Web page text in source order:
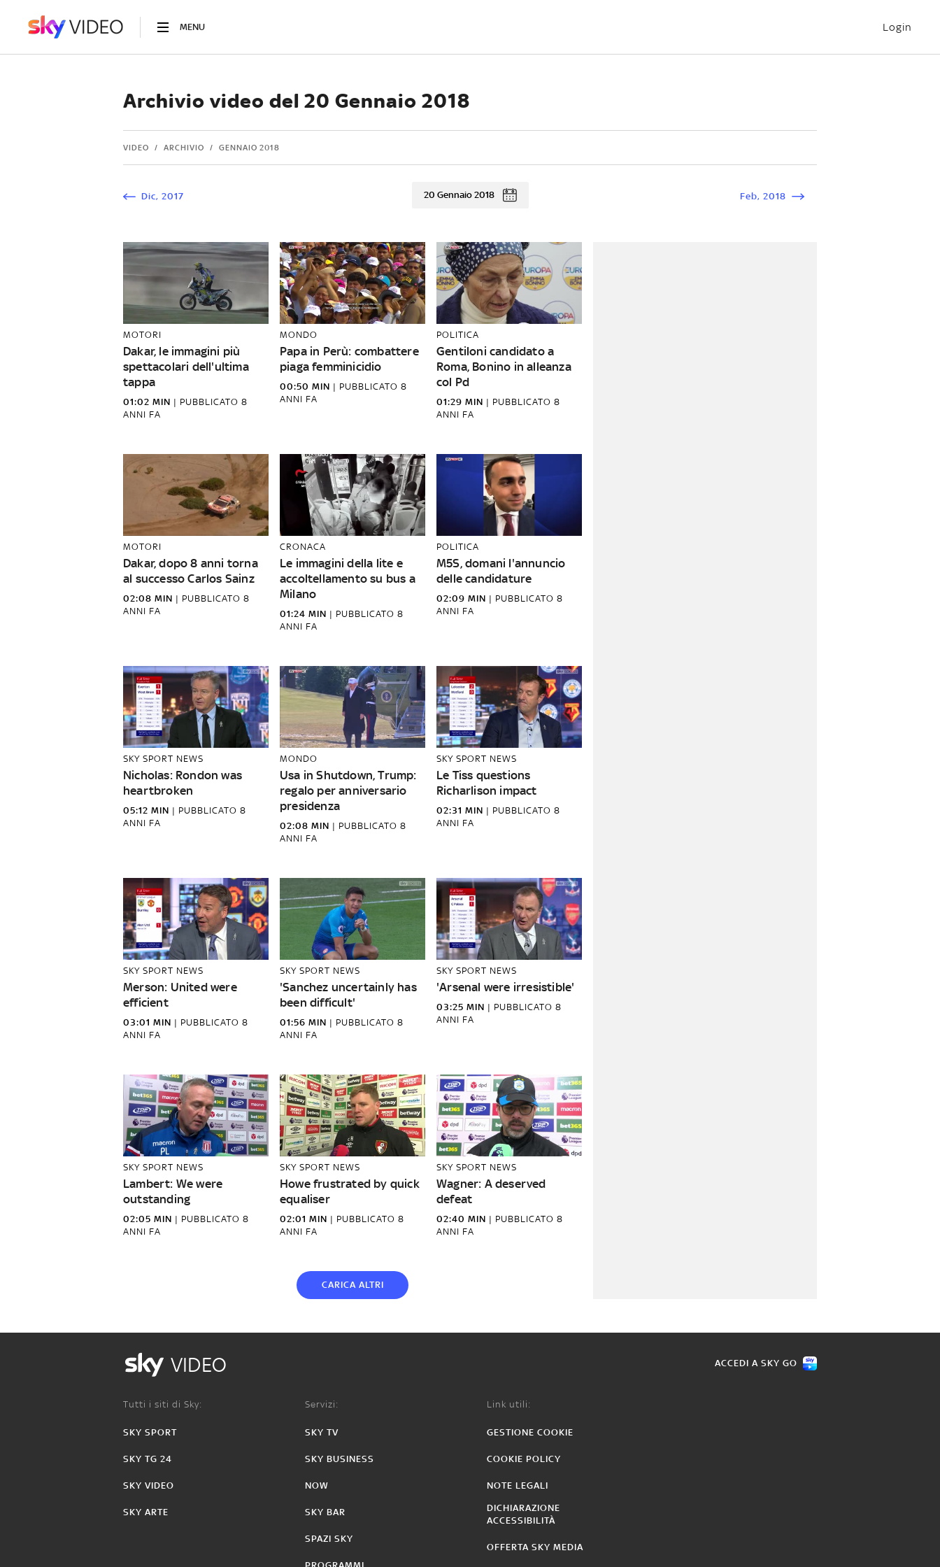
MENU Login
Archivio video del 20 Gennaio 2018
VIDEO ARCHIVIO GENNAIO 2018
Dic, 2017 20 Gennaio 2018 Feb, 2018
MOTORI
Dakar, le immagini più
spettacolari dell'ultima
tappa
01:02 MIN | PUBBLICATO 8
ANNI FA
MONDO
Papa in Perù: combattere
piaga femminicidio
00:50 MIN | PUBBLICATO 8
ANNI FA
POLITICA
Gentiloni candidato a
Roma, Bonino in alleanza
col Pd
01:29 MIN | PUBBLICATO 8
ANNI FA
MOTORI
Dakar, dopo 8 anni torna
al successo Carlos Sainz
02:08 MIN | PUBBLICATO 8
ANNI FA
CRONACA
Le immagini della lite e
accoltellamento su bus a
Milano
01:24 MIN | PUBBLICATO 8
ANNI FA
POLITICA
M5S, domani l'annuncio
delle candidature
02:09 MIN | PUBBLICATO 8
ANNI FA
SKY SPORT NEWS
Nicholas: Rondon was
heartbroken
05:12 MIN | PUBBLICATO 8
ANNI FA
MONDO
Usa in Shutdown, Trump:
regalo per anniversario
presidenza
02:08 MIN | PUBBLICATO 8
ANNI FA
SKY SPORT NEWS
Le Tiss questions
Richarlison impact
02:31 MIN | PUBBLICATO 8
ANNI FA
SKY SPORT NEWS
Merson: United were
efficient
03:01 MIN | PUBBLICATO 8
ANNI FA
SKY SPORT NEWS
'Sanchez uncertainly has
been difficult'
01:56 MIN | PUBBLICATO 8
ANNI FA
SKY SPORT NEWS
'Arsenal were irresistible'
03:25 MIN | PUBBLICATO 8
ANNI FA
SKY SPORT NEWS
Lambert: We were
outstanding
02:05 MIN | PUBBLICATO 8
ANNI FA
SKY SPORT NEWS
Howe frustrated by quick
equaliser
02:01 MIN | PUBBLICATO 8
ANNI FA
SKY SPORT NEWS
Wagner: A deserved
defeat
02:40 MIN | PUBBLICATO 8
ANNI FA
CARICA ALTRI
VIDEO ACCEDI A SKY GO
Tutti i siti di Sky:
SKY SPORT
SKY TG 24
SKY VIDEO
SKY ARTE
Servizi:
SKY TV
SKY BUSINESS
NOW
SKY BAR
SPAZI SKY
Link utili:
GESTIONE COOKIE
COOKIE POLICY
NOTE LEGALI
DICHIARAZIONE
ACCESSIBILITÀ
OFFERTA SKY MEDIA